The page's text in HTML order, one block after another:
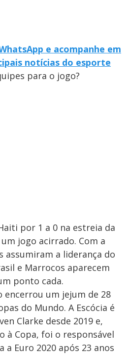
e acompanhe em
notícias do esporte
para o jogo?
por 1 a 0 na estreia da
jogo acirrado. Com a
assumiram a liderança do
e Marrocos aparecem
ponto cada.
encerrou um jejum de 28
do Mundo. A Escócia é
Clarke desde 2019 e,
à Copa, foi o responsável
a Euro 2020 após 23 anos